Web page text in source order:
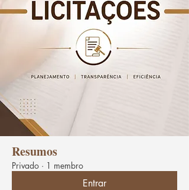
Resumos
Privado · 1 membro
Entrar